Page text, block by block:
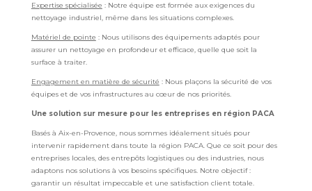
Expertise spécialisée : Notre équipe est formée aux exigences du
nettoyage industriel, même dans les situations complexes.
Matériel de pointe : Nous utilisons des équipements adaptés pour
assurer un nettoyage en profondeur et efficace, quelle que soit la
surface à traiter.
Engagement en matière de sécurité : Nous plaçons la sécurité de vos
équipes et de vos infrastructures au cœur de nos priorités.
Une solution sur mesure pour les entreprises en région PACA
Basés à Aix-en-Provence, nous sommes idéalement situés pour
intervenir rapidement dans toute la région PACA. Que ce soit pour des
entreprises locales, des entrepôts logistiques ou des industries, nous
adaptons nos solutions à vos besoins spécifiques. Notre objectif :
garantir un résultat impeccable et une satisfaction client totale.